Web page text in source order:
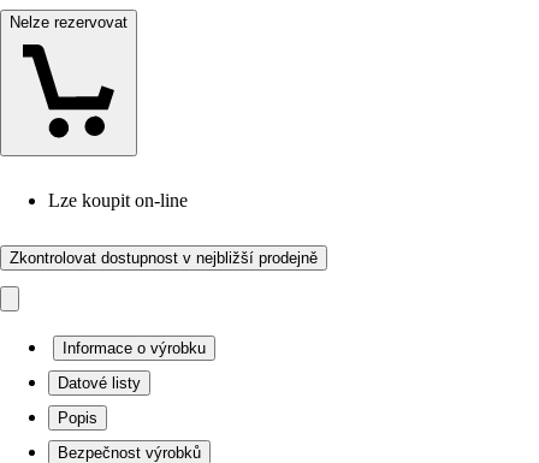
Nelze rezervovat
Lze koupit on-line
Zkontrolovat dostupnost v nejbližší prodejně
Informace o výrobku
Datové listy
Popis
Bezpečnost výrobků